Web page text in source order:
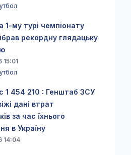
1-му турі чемпіонату
рекордну глядацьку
15:01
1 454 210 : Генштаб ЗСУ
дані втрат
за час їхнього
в Україну
14:04